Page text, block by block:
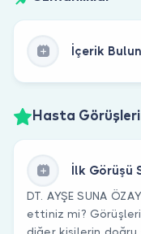
İçerik
Hasta Görüşleri
İlk Görüşü
DT. AYŞE SUNA
ettiniz mi?
diğer kişilerin doğru